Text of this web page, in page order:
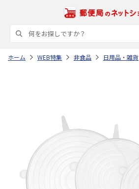
ホーム WEB特集 非食品 日用品・雑貨